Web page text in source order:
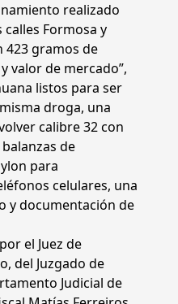
realizado
Formosa y
423 gramos de
valor de mercado”,
listos para ser
droga, una
calibre 32 con
de
para
celulares, una
y documentación de
el Juez de
del Juzgado de
Judicial de